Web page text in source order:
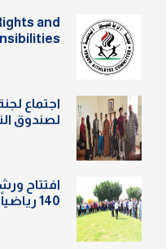
and
اجتماع
لصندوق
افتتاح
140 رياضياً ورياضيه